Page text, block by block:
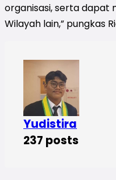
organisasi, serta dapat
Wilayah lain,” pungkas
Yudistira
237 posts